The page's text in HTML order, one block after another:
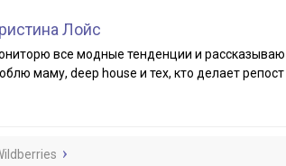
Лойс
все модные тенденции и рассказываю
маму, deep house и тех, кто делает репост